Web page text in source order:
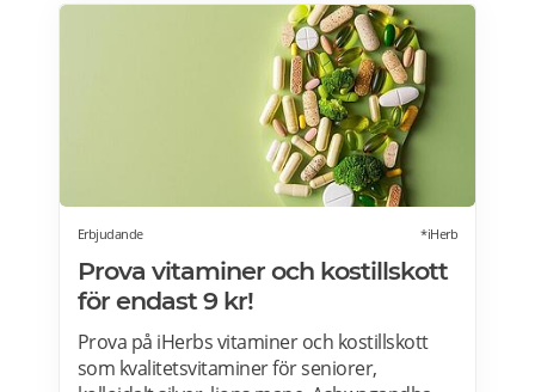
hälsotester för kvinnor och män,
allergitester. Blodprovstagning med hög
klinisk standard i samarbete med bl.a.
Karolinska Universitetslaboratoriet. Du
behöver inte ha en läkares godkännande, du
kan själv avgöra vilken hälsokontroll du vill
göra. Läs mer om Mediseras erbjudanden
Erbjudande *iHerb
Prova vitaminer och kostillskott
för endast 9 kr!
Prova på iHerbs vitaminer och kostillskott
som kvalitetsvitaminer för seniorer,